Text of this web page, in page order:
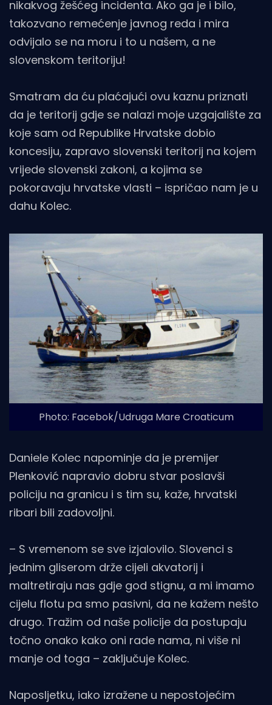
nikakvog žešćeg incidenta. Ako ga je i bilo,
takozvano remećenje javnog reda i mira
odvijalo se na moru i to u našem, a ne
slovenskom teritoriju!
Smatram da ću plaćajući ovu kaznu priznati
da je teritorij gdje se nalazi moje uzgajalište za
koje sam od Republike Hrvatske dobio
koncesiju, zapravo slovenski teritorij na kojem
vrijede slovenski zakoni, a kojima se
pokoravaju hrvatske vlasti – ispričao nam je u
dahu Kolec.
Photo: Facebok/Udruga Mare Croaticum
Daniele Kolec napominje da je premijer
Plenković napravio dobru stvar poslavši
policiju na granicu i s tim su, kaže, hrvatski
ribari bili zadovoljni.
– S vremenom se sve izjalovilo. Slovenci s
jednim gliserom drže cijeli akvatorij i
maltretiraju nas gdje god stignu, a mi imamo
cijelu flotu pa smo pasivni, da ne kažem nešto
drugo. Tražim od naše policije da postupaju
točno onako kako oni rade nama, ni više ni
manje od toga – zaključuje Kolec.
Naposljetku, iako izražene u nepostojećim